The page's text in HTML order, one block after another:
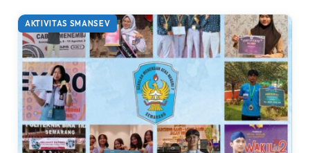
AKTIVITAS SMANSEV